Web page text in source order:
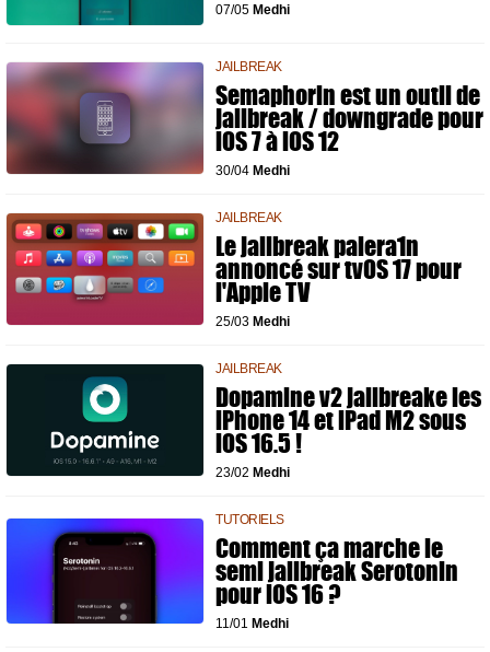
07/05 Medhi
JAILBREAK
Semaphorin est un outil de
jailbreak / downgrade pour
iOS 7 à iOS 12
30/04 Medhi
JAILBREAK
Le jailbreak palera1n
annoncé sur tvOS 17 pour
l'Apple TV
25/03 Medhi
JAILBREAK
Dopamine v2 jailbreake les
iPhone 14 et iPad M2 sous
iOS 16.5 !
23/02 Medhi
TUTORIELS
Comment ça marche le
semi jailbreak Serotonin
pour iOS 16 ?
11/01 Medhi